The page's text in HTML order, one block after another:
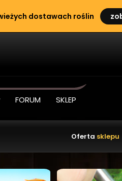
dostawach roślin
FORUM SKLEP
Oferta sklepu
Nowe